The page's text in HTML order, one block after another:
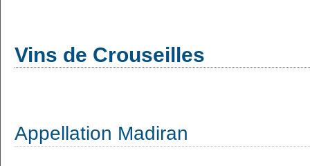
Vins de Crouseilles
Appellation Madiran